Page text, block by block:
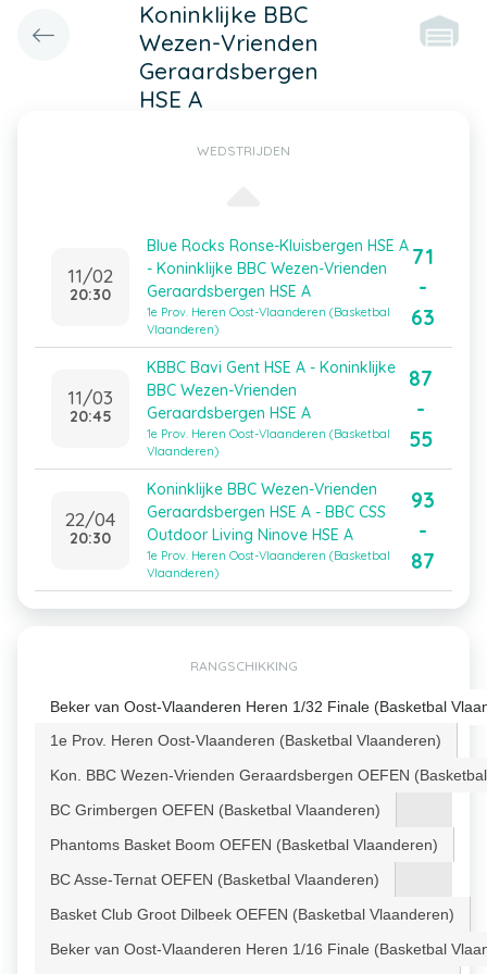
Koninklijke BBC
Wezen-Vrienden
Geraardsbergen
HSE A
WEDSTRIJDEN
11/02
20:30
Blue Rocks Ronse-Kluisbergen HSE A
- Koninklijke BBC Wezen-Vrienden
Geraardsbergen HSE A
1e Prov. Heren Oost-Vlaanderen (Basketbal
Vlaanderen)
71
-
63
11/03
20:45
KBBC Bavi Gent HSE A - Koninklijke
BBC Wezen-Vrienden
Geraardsbergen HSE A
1e Prov. Heren Oost-Vlaanderen (Basketbal
Vlaanderen)
87
-
55
22/04
20:30
Koninklijke BBC Wezen-Vrienden
Geraardsbergen HSE A - BBC CSS
Outdoor Living Ninove HSE A
1e Prov. Heren Oost-Vlaanderen (Basketbal
Vlaanderen)
93
-
87
RANGSCHIKKING
Beker van Oost-Vlaanderen Heren 1/32 Finale (Basketbal
1e Prov. Heren Oost-Vlaanderen (Basketbal Vlaanderen)
Kon. BBC Wezen-Vrienden Geraardsbergen OEFEN
BC Grimbergen OEFEN (Basketbal Vlaanderen)
Phantoms Basket Boom OEFEN (Basketbal Vlaanderen)
BC Asse-Ternat OEFEN (Basketbal Vlaanderen)
Basket Club Groot Dilbeek OEFEN (Basketbal Vlaanderen)
Beker van Oost-Vlaanderen Heren 1/16 Finale (Basketbal